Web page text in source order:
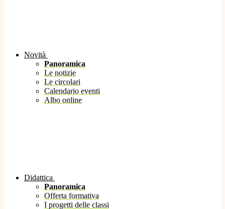
Novità
Panoramica
Le notizie
Le circolari
Calendario eventi
Albo online
Didattica
Panoramica
Offerta formativa
I progetti delle classi